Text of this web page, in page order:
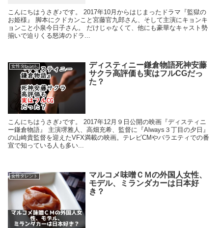
こんにちはうさぎ♪です。 2017年10月からはじまったドラマ『監獄の
お姫様』 脚本にクドカンこと宮藤官九郎さん、そして主演にキョンキ
ョンこと小泉今日子さん。 だけじゃなくて、他にも豪華なキャスト勢
揃いで迫りくる怒涛のドラ...
女性タレント
ディスティニー鎌倉物語死神安藤
サクラ高評価も実はフルCGだっ
た？
こんにちはうさぎ♪です。 2017年12月９日公開の映画『ディスティニ
ー鎌倉物語』 主演堺雅人、高畑充希、監督に『Always３丁目の夕日』
の山崎貴監督を迎えたVFX満載の映画。テレビCMやバラエティでの番
宣で知っている人も多い...
女性タレント
マルコメ味噌ＣＭの外国人女性、
モデル、ミランダカーは日本好
き？